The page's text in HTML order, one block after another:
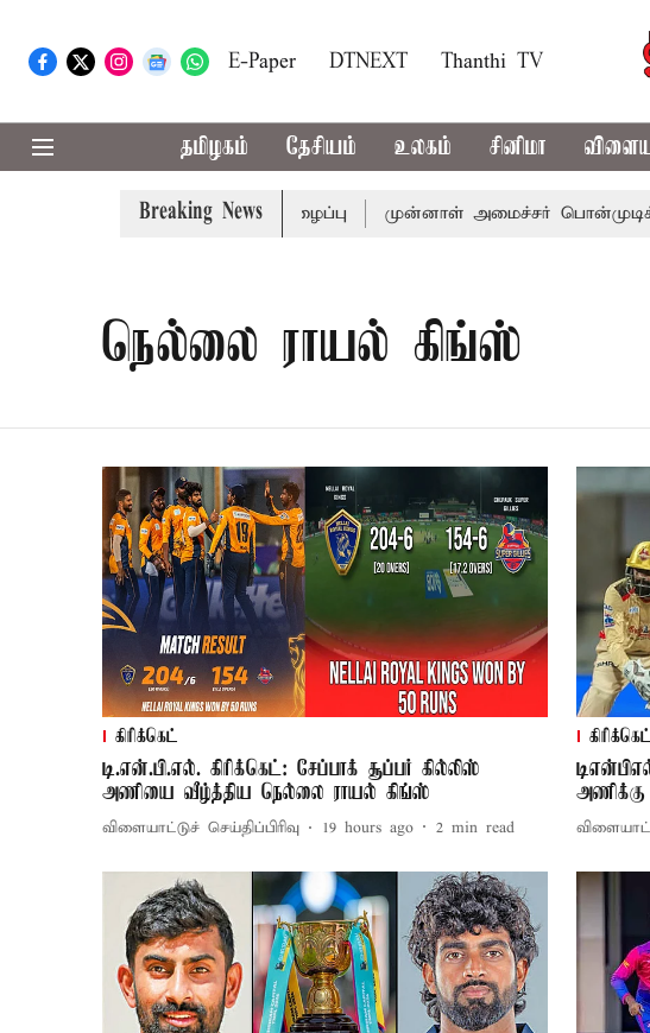
E-Paper DTNEXT Thanthi TV
தமிழகம் தேசியம் உலகம் சினிமா
Breaking News
முதல்-அமைச்சர் விஜய் அழைப்பு முன்னாள் அமைச்சர் பொன்முடிக்கு
நெல்லை ராயல் கிங்ஸ்
கிரிக்கெட்
டி.என்.பி.எல். கிரிக்கெட்: சேப்பாக் சூப்பர் கில்லிஸ்
அணியை வீழ்த்திய நெல்லை ராயல் கிங்ஸ்
விளையாட்டுச் செய்திப்பிரிவு 19 hours ago 2 min read
கிரிக்கெட்